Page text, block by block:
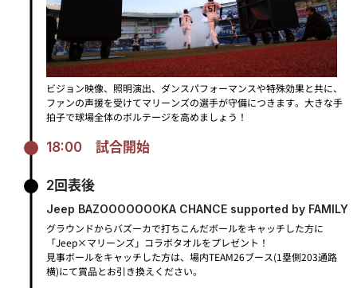
ビジョン映像、照明演出、ダンスパフォーマンスや特殊効果と共に、
ファンの声援を受けてマリーンズの選手が守備につきます。 大きな手
拍子で球場全体のボルテージを高めましょう！
18:00 試合開始
2回表後
Jeep BAZOOOOOOOKA CHANCE supported by FAMILY
グラウンドからバズーカで打ちこんだボールをキャッチした方に
「Jeep×マリーンズ」コラボタオルをプレゼント！
見事ボールをキャッチした方は、場内TEAM26ブース(1塁側203通路
横)にて賞品とお引き換えください。